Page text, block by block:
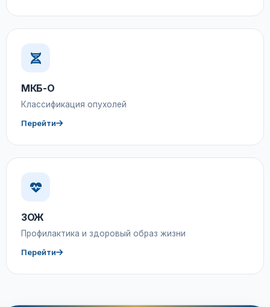
МКБ-О
Классификация опухолей
Перейти
ЗОЖ
Профилактика и здоровый образ жизни
Перейти